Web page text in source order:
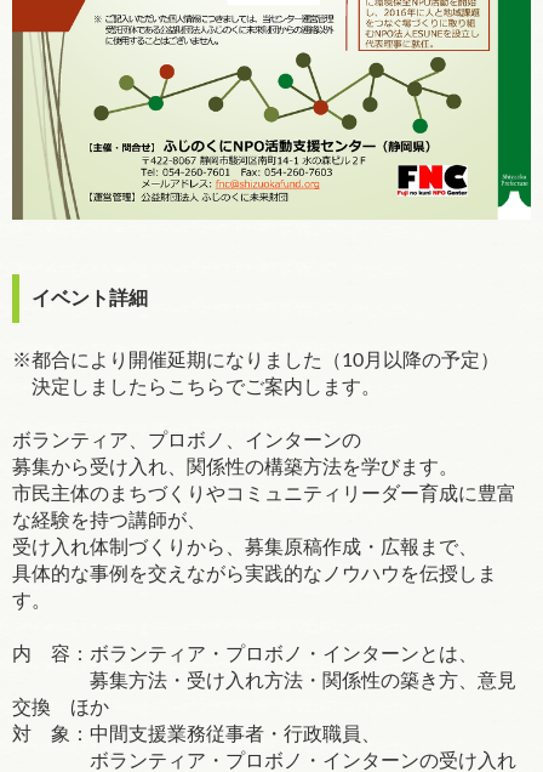
イベント詳細
※都合により開催延期になりました（10月以降の予定）
決定しましたらこちらでご案内します。
ボランティア、プロボノ、インターンの
募集から受け入れ、関係性の構築方法を学びます。
市民主体のまちづくりやコミュニティリーダー育成に豊富
な経験を持つ講師が、
受け入れ体制づくりから、募集原稿作成・広報まで、
具体的な事例を交えながら実践的なノウハウを伝授しま
す。
内 容：ボランティア・プロボノ・インターンとは、
募集方法・受け入れ方法・関係性の築き方、意見
交換 ほか
対 象：中間支援業務従事者・行政職員、
ボランティア・プロボノ・インターンの受け入れ